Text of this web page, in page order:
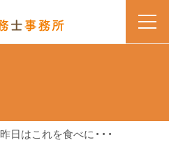
昨日はこれを食べに・・・